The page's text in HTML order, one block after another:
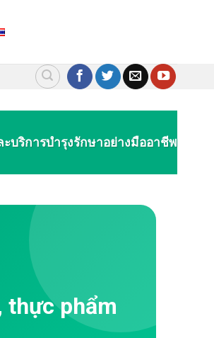
บริการบำรุงรักษาอย่างมืออาชีพ
thực phẩm